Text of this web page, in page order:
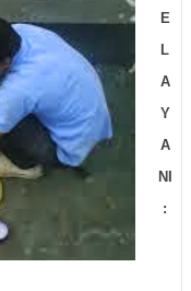
E
L
A
Y
A
NI
: